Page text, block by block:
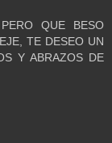
PERO QUE BESO
TE DESEO UN
Y ABRAZOS DE